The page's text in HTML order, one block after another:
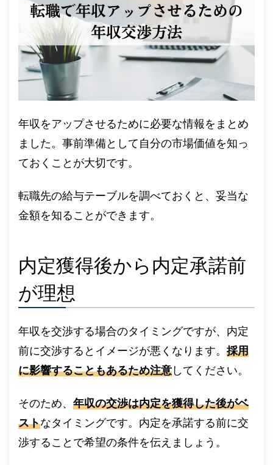
年収をアップさせるために必要な情報をまとめ
ました。事前準備として自分の市場価値を知っ
ておくことが大切です。
転職先の給与テーブルを調べておくと、妥当な
金額を知ることができます。
内定獲得後から内定承諾前
が理想
年収を交渉する場合のタイミングですが、内定
前に交渉するとイメージが悪くなります。 採用
に影響することもあるため注意 してください。
そのため、 年収の交渉は内定を獲得した後がベ
ストなタイミングです。内定を承諾する前に交
渉することで希望の条件を伝えましょう。